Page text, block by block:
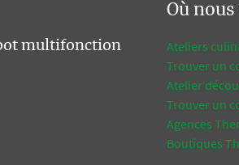
multifonction
Où
Ateliers
Trouver un
Atelier
Trouver un
Agences
Boutiques